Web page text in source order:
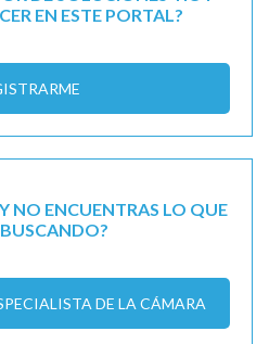
EN ESTE PORTAL?
NO ENCUENTRAS LO QUE
BUSCANDO?
DE LA CÁMARA